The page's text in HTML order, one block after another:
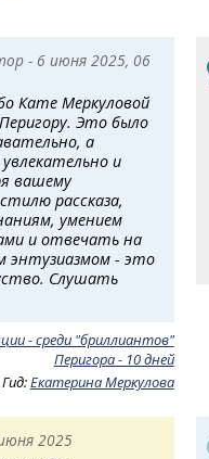
- 6 июня 2025, 06
Кате Меркуловой
Это было
а
и
вашему
рассказа,
умением
и отвечать на
энтузиазмом - это
Слушать
- среди "бриллиантов"
Перигора - 10 дней
Екатерина Меркулова
2025